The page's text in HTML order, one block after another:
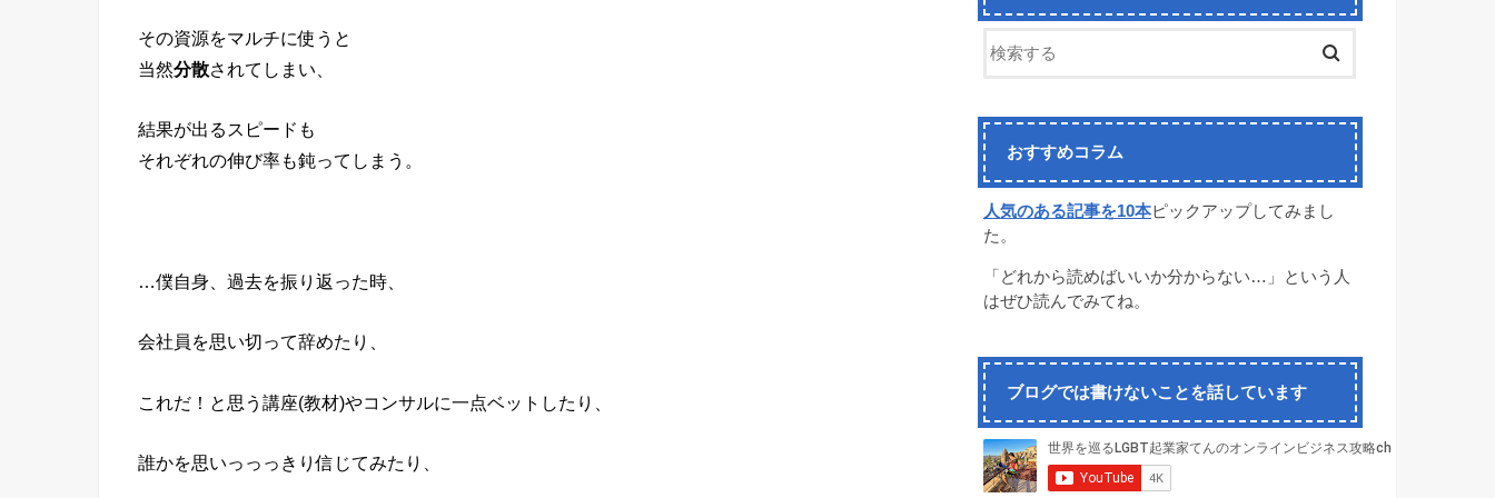
その資源をマルチに使うと
当然分散されてしまい、
結果が出るスピードも
それぞれの伸び率も鈍ってしまう。
…僕自身、過去を振り返った時、
会社員を思い切って辞めたり、
これだ！と思う講座(教材)やコンサルに一点ベットしたり、
誰かを思いっっっきり信じてみたり、
おすすめコラム
人気のある記事を10本ピックアップしてみまし
た。
「どれから読めばいいか分からない…」という人
はぜひ読んでみてね。
ブログでは書けないことを話しています